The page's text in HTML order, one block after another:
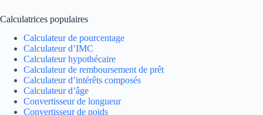
Calculatrices populaires
Calculateur de pourcentage
Calculateur d’IMC
Calculateur hypothécaire
Calculateur de remboursement de prêt
Calculateur d’intérêts composés
Calculateur d’âge
Convertisseur de longueur
Convertisseur de poids